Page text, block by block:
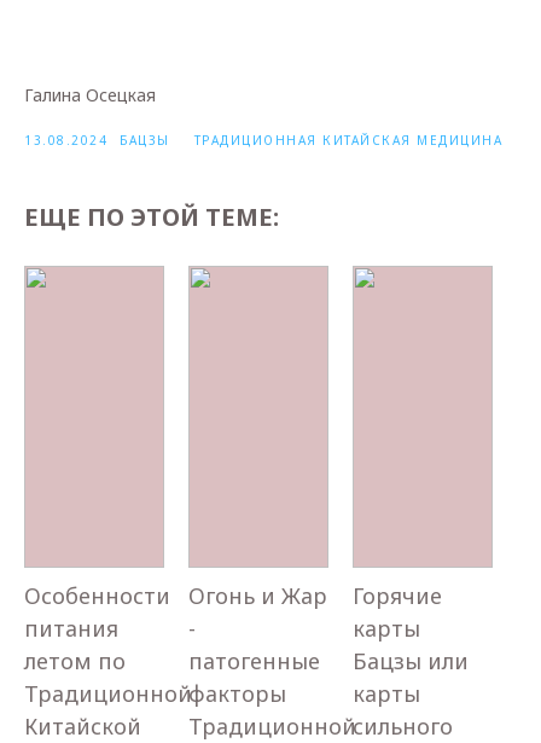
Галина Осецкая
13.08.2024 БАЦЗЫ ТРАДИЦИОННАЯ КИТАЙСКАЯ МЕДИЦИНА
ЕЩЕ ПО ЭТОЙ ТЕМЕ:
Особенности
питания
летом по
Традиционной
Китайской
Огонь и Жар
-
патогенные
факторы
Традиционной
Горячие
карты
Бацзы или
карты
сильного